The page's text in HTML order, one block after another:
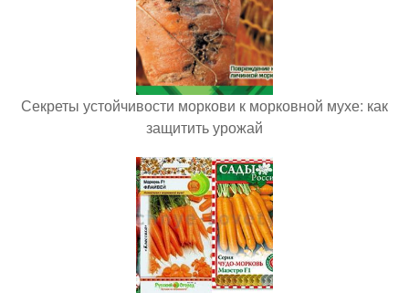
Секреты устойчивости моркови к морковной мухе: как
защитить урожай